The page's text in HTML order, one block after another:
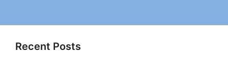
Recent Posts